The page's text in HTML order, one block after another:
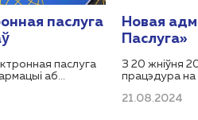
паслуга
паслуга
аб
Новая
Паслуга»
З 20 жніўня
працэдура на
або імпарт
21.08.2024